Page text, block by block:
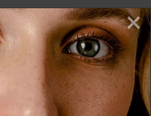
Warenkorb
×